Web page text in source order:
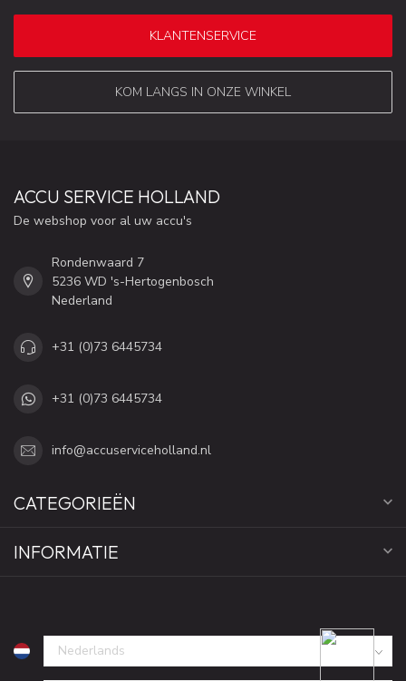
KLANTENSERVICE
KOM LANGS IN ONZE WINKEL
ACCU SERVICE HOLLAND
De webshop voor al uw accu's
Rondenwaard 7
5236 WD 's-Hertogenbosch
Nederland
+31 (0)73 6445734
+31 (0)73 6445734
info@accuserviceholland.nl
CATEGORIEËN
INFORMATIE